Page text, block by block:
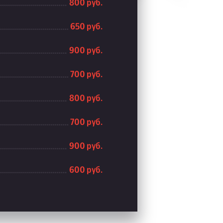
800 руб.
650 руб.
900 руб.
700 руб.
800 руб.
700 руб.
900 руб.
600 руб.